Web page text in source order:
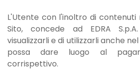
L'Utente con l'inoltro di
Sito, concede ad EDRA
visualizzarli e di utilizzarli anche
possa dare luogo al
corrispettivo.